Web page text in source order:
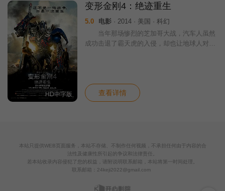
HD中字版
变形金刚4：绝迹重生
5.0 电影 · 2014 · 美国 · 科幻
当年那场惨烈的芝加哥大战，汽车人虽然
成功击退了霸天虎的入侵，却也让地球人对他
查看详情
本站只提供WEB页面服务，本站不存储、不制作任何视频，不承担任何由于内容的合
法性及健康性所引起的争议和法律责任。
若本站收录内容侵犯了您的权益，请附说明联系邮箱，本站将第一时间处理。
联系邮箱：
24keji2022@gmail.com